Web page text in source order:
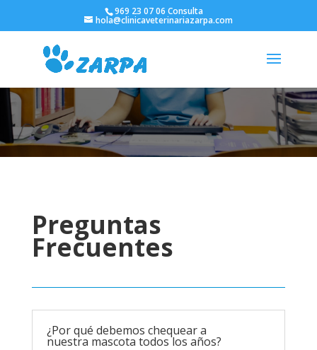
969 23 07 06 Consulta
hola@clinicaveterinariazarpa.com
Preguntas
Frecuentes
¿Por qué debemos chequear a
nuestra mascota todos los años?